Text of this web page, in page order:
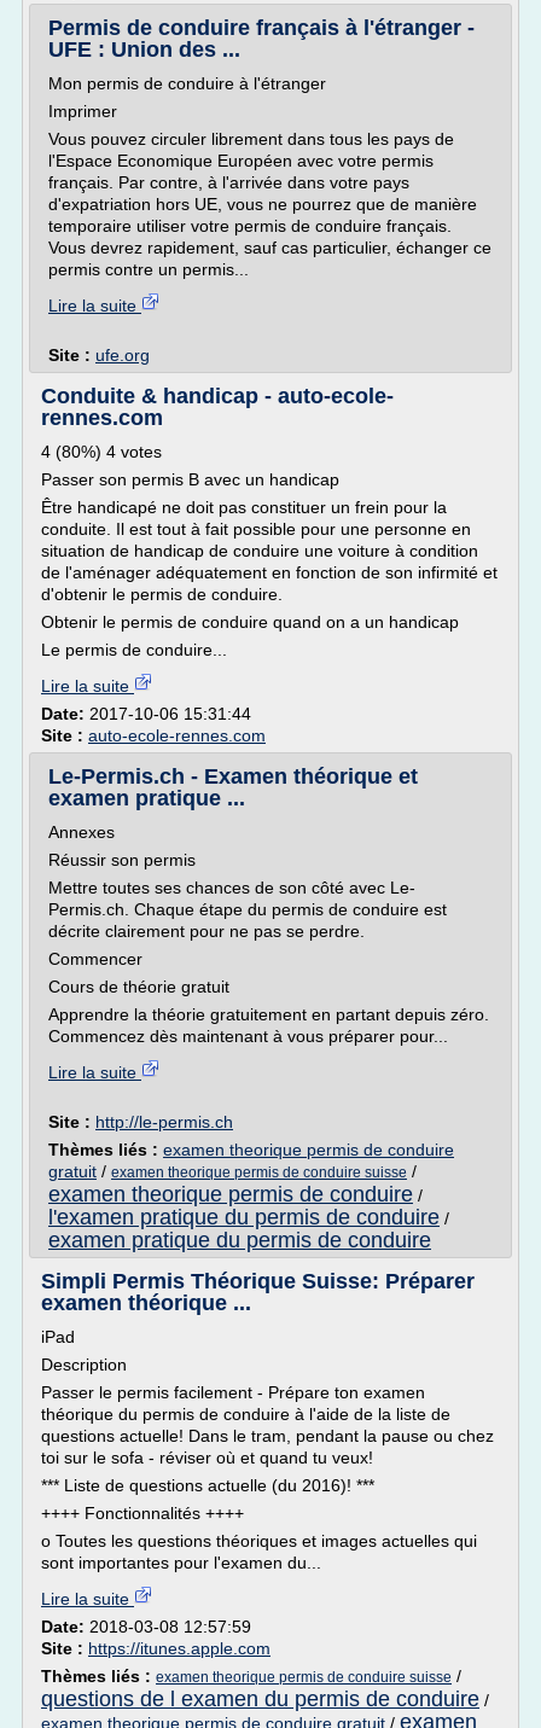
Permis de conduire français à l'étranger -
UFE : Union des ...
Mon permis de conduire à l'étranger
Imprimer
Vous pouvez circuler librement dans tous les pays de
l'Espace Economique Européen avec votre permis
français. Par contre, à l'arrivée dans votre pays
d'expatriation hors UE, vous ne pourrez que de manière
temporaire utiliser votre permis de conduire français.
Vous devrez rapidement, sauf cas particulier, échanger ce
permis contre un permis...
Lire la suite
Site : ufe.org
Conduite & handicap - auto-ecole-
rennes.com
4 (80%) 4 votes
Passer son permis B avec un handicap
Être handicapé ne doit pas constituer un frein pour la
conduite. Il est tout à fait possible pour une personne en
situation de handicap de conduire une voiture à condition
de l'aménager adéquatement en fonction de son infirmité et
d'obtenir le permis de conduire.
Obtenir le permis de conduire quand on a un handicap
Le permis de conduire...
Lire la suite
Date: 2017-10-06 15:31:44
Site : auto-ecole-rennes.com
Le-Permis.ch - Examen théorique et
examen pratique ...
Annexes
Réussir son permis
Mettre toutes ses chances de son côté avec Le-
Permis.ch. Chaque étape du permis de conduire est
décrite clairement pour ne pas se perdre.
Commencer
Cours de théorie gratuit
Apprendre la théorie gratuitement en partant depuis zéro.
Commencez dès maintenant à vous préparer pour...
Lire la suite
Site : http://le-permis.ch
Thèmes liés : examen theorique permis de conduire
gratuit / examen theorique permis de conduire suisse /
examen theorique permis de conduire /
l'examen pratique du permis de conduire /
examen pratique du permis de conduire
Simpli Permis Théorique Suisse: Préparer
examen théorique ...
iPad
Description
Passer le permis facilement - Prépare ton examen
théorique du permis de conduire à l'aide de la liste de
questions actuelle! Dans le tram, pendant la pause ou chez
toi sur le sofa - réviser où et quand tu veux!
*** Liste de questions actuelle (du 2016)! ***
++++ Fonctionnalités ++++
o Toutes les questions théoriques et images actuelles qui
sont importantes pour l'examen du...
Lire la suite
Date: 2018-03-08 12:57:59
Site : https://itunes.apple.com
Thèmes liés : examen theorique permis de conduire suisse /
questions de l examen du permis de conduire /
examen theorique permis de conduire gratuit / examen